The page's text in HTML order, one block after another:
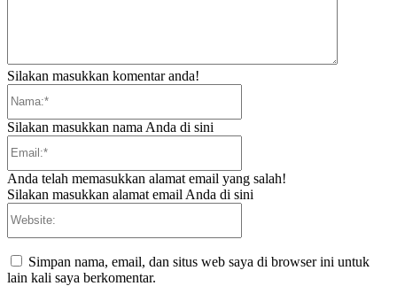
Silakan masukkan komentar anda!
Silakan masukkan nama Anda di sini
Anda telah memasukkan alamat email yang salah!
Silakan masukkan alamat email Anda di sini
Simpan nama, email, dan situs web saya di browser ini untuk
lain kali saya berkomentar.